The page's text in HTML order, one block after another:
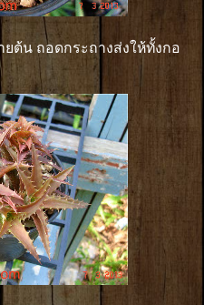
ยต้น ถอดกระถางส่งให้ทั้งกอ